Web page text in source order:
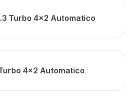
Turbo 4x2 Automatico
4x2 Automatico